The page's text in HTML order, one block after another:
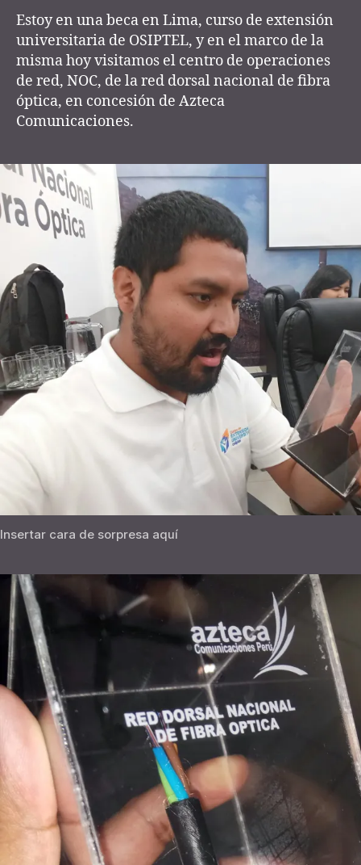
Estoy en una beca en Lima, curso de extensión
universitaria de OSIPTEL, y en el marco de la
misma hoy visitamos el centro de operaciones
de red, NOC, de la red dorsal nacional de fibra
óptica, en concesión de Azteca
Comunicaciones.
Insertar cara de sorpresa aquí